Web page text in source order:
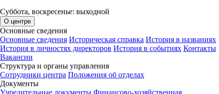
Суббота, воскресенье: выходной
О центре
Основные сведения
Основные сведения Историческая справка История в названиях
История в личностях директоров История в событиях Контакты
Вакансии
Структура и органы управления
Сотрудники центра Положения об отделах
Документы
Учредительные документы Финансово-хозяйственная